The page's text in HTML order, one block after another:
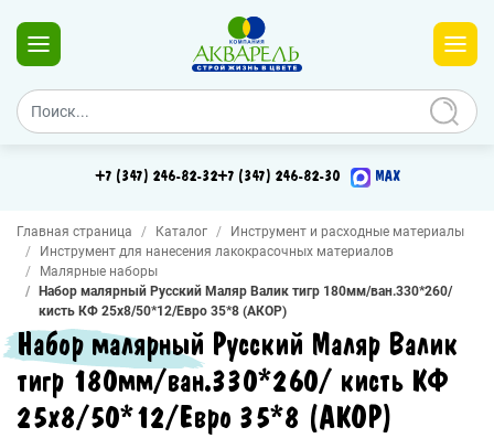
+7 (347) 246-82-32+7 (347) 246-82-30 MAX
Главная страница Каталог
Инструмент и расходные материалы
Инструмент для нанесения лакокрасочных материалов
Малярные наборы
Набор малярный Русский Маляр Валик тигр 180мм/ван.330*260/
кисть КФ 25х8/50*12/Евро 35*8 (АКОР)
Набор малярный Русский Маляр Валик
тигр 180мм/ван.330*260/ кисть КФ
25х8/50*12/Евро 35*8 (АКОР)